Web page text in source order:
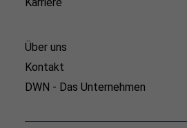
Über uns
Kontakt
DWN - Das Unternehmen